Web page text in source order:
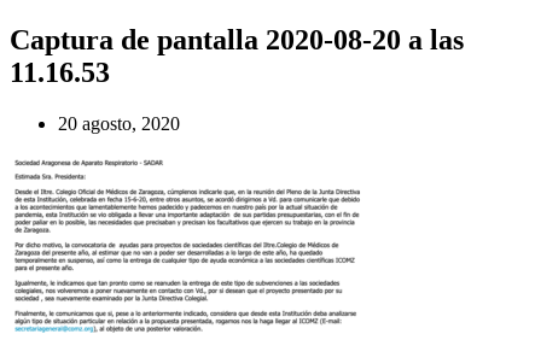
Captura de pantalla 2020-08-20 a las
11.16.53
20 agosto, 2020